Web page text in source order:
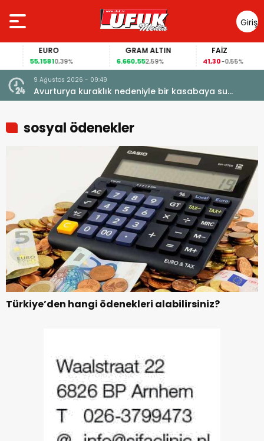
Giriş
Yap
EURO
55,15810,39%
GRAM ALTIN
6.660,552,59%
FAİZ
41,30-0,55%
9 Ağustos 2026 - 09:49
Avurturya kuraklık nedeniyle bir kasabaya su
vermeyi durdurdu
sosyal ödenekler
Türkiye’den hangi ödenekleri alabilirsiniz?